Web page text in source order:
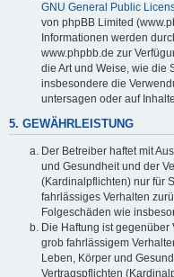
GNU General Public
von phpBB Limited
Informationen werden
www.phpbb.de zur
die Art und Weise, wie die
insbesondere die
untersagen oder auf
5. GEWÄHRLEISTUNG
Der Betreiber haftet mit
und Gesundheit und der
(Kardinalpflichten) nur für
fahrlässiges Verhalten
Folgeschäden wie
Die Haftung ist
grob fahrlässigem
Leben, Körper und
Vertragspflichten